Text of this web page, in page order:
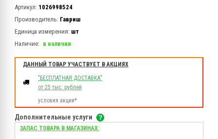
Артикул: 1026998524
Производитель: Гавриш
Единица измерения: шт
Наличие: в наличии
ДАННЫЙ ТОВАР УЧАСТВУЕТ В АКЦИЯХ
"БЕСПЛАТНАЯ ДОСТАВКА"
от 25 тыс. рублей
условия акции*
Дополнительные услуги
ЗАПАС ТОВАРА В МАГАЗИНАХ: